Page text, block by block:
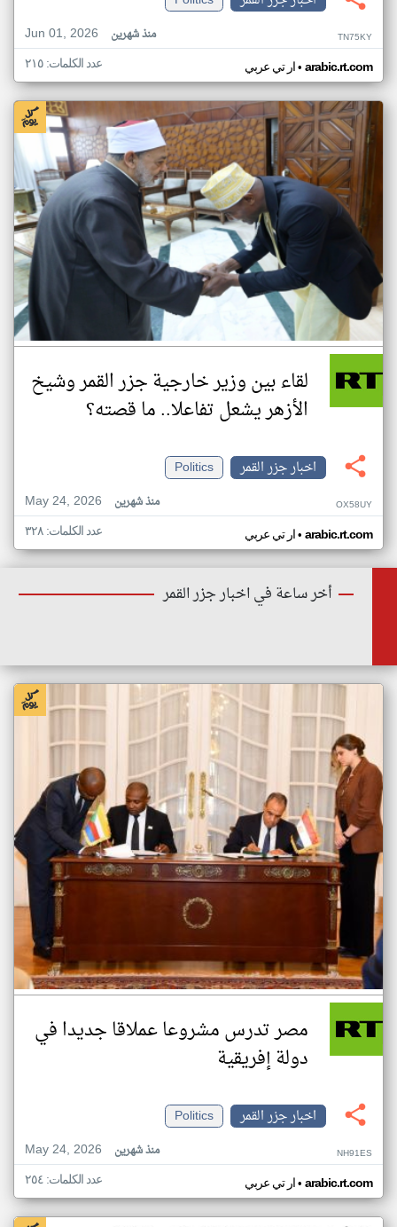
Jun 01, 2026
منذ شهرين TN75KY
ار تي عربي• arabic.rt.com عدد الكلمات: ٢١٥
لقاء بين وزير خارجية جزر القمر وشيخ
الأزهر يشعل تفاعلا.. ما قصته؟
اخبار جزر القمر
Politics
May 24, 2026
منذ شهرين OX58UY
ار تي عربي• arabic.rt.com عدد الكلمات: ٣٢٨
أخر ساعة في اخبار جزر القمر
مصر تدرس مشروعا عملاقا جديدا في
دولة إفريقية
اخبار جزر القمر
Politics
May 24, 2026
منذ شهرين NH91ES
ار تي عربي• arabic.rt.com عدد الكلمات: ٢٥٤